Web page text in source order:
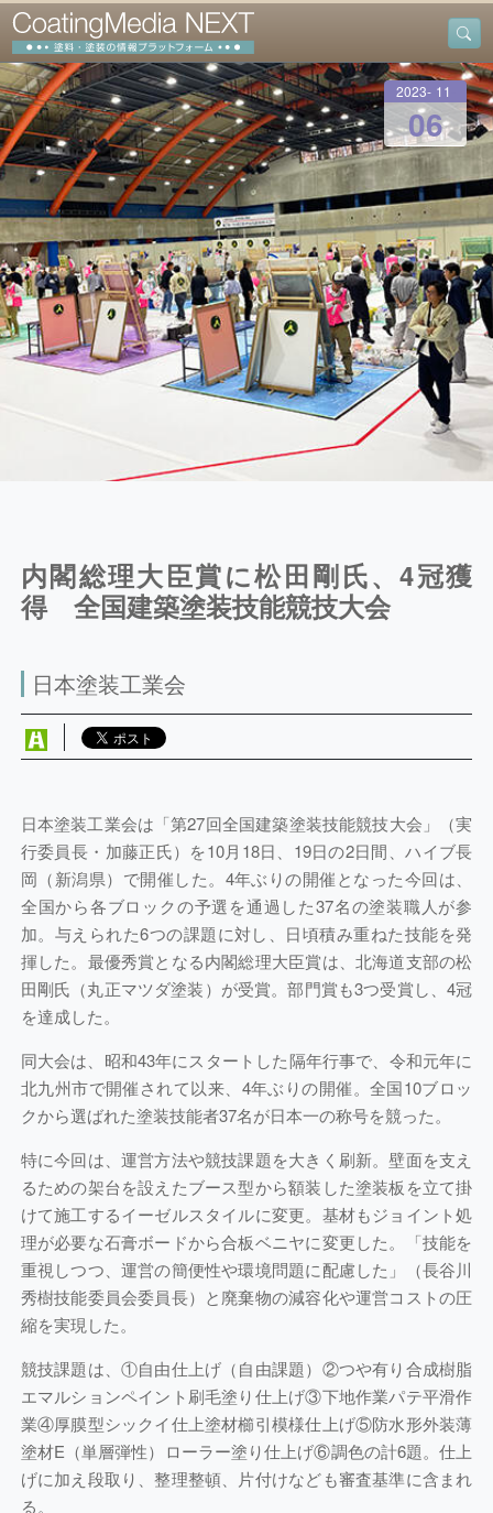
2023 - 11
06
内閣総理大臣賞に松田剛氏、4冠獲
得 全国建築塗装技能競技大会
日本塗装工業会
日本塗装工業会は「第27回全国建築塗装技能競技大会」（実
行委員長・加藤正氏）を10月18日、19日の2日間、ハイブ長
岡（新潟県）で開催した。4年ぶりの開催となった今回は、
全国から各ブロックの予選を通過した37名の塗装職人が参
加。与えられた6つの課題に対し、日頃積み重ねた技能を発
揮した。最優秀賞となる内閣総理大臣賞は、北海道支部の松
田剛氏（丸正マツダ塗装）が受賞。部門賞も3つ受賞し、4冠
を達成した。
同大会は、昭和43年にスタートした隔年行事で、令和元年に
北九州市で開催されて以来、4年ぶりの開催。全国10ブロッ
クから選ばれた塗装技能者37名が日本一の称号を競った。
特に今回は、運営方法や競技課題を大きく刷新。壁面を支え
るための架台を設えたブース型から額装した塗装板を立て掛
けて施工するイーゼルスタイルに変更。基材もジョイント処
理が必要な石膏ボードから合板ベニヤに変更した。「技能を
重視しつつ、運営の簡便性や環境問題に配慮した」（長谷川
秀樹技能委員会委員長）と廃棄物の減容化や運営コストの圧
縮を実現した。
競技課題は、①自由仕上げ（自由課題）②つや有り合成樹脂
エマルションペイント刷毛塗り仕上げ③下地作業パテ平滑作
業④厚膜型シックイ仕上塗材櫛引模様仕上げ⑤防水形外装薄
塗材E（単層弾性）ローラー塗り仕上げ⑥調色の計6題。仕上
げに加え段取り、整理整頓、片付けなども審査基準に含まれ
る。